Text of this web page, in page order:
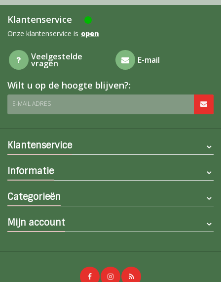
Klantenservice
Onze klantenservice is open
Veelgestelde
vragen E-mail
Wilt u op de hoogte blijven?:
E-MAIL ADRES
Klantenservice
Informatie
Categorieën
Mijn account